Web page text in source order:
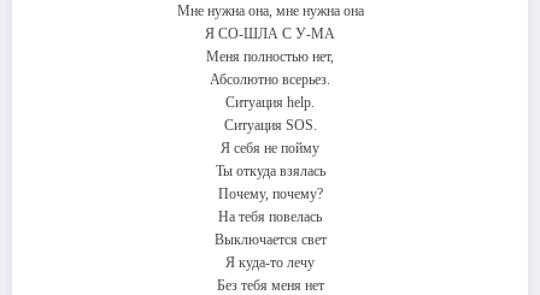
Мне нужна она, мне нужна она
Я СО-ШЛА С У-МА
Меня полностью нет,
Абсолютно всерьез.
Ситуация help.
Ситуация SOS.
Я себя не пойму
Ты откуда взялась
Почему, почему?
На тебя повелась
Выключается свет
Я куда-то лечу
Без тебя меня нет